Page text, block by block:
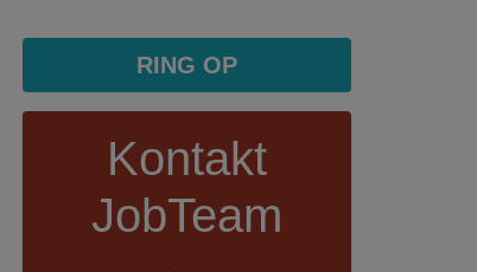
RING OP
Kontakt
JobTeam